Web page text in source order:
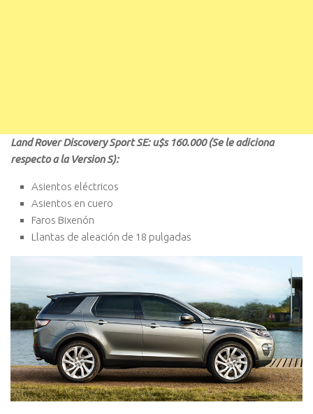
Land Rover Discovery Sport SE: u$s 160.000 (Se le adiciona
respecto a la Version S):
Asientos eléctricos
Asientos en cuero
Faros Bixenón
Llantas de aleación de 18 pulgadas